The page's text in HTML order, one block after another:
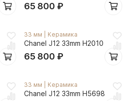
65 800 ₽
33 мм Керамика
Chanel J12 33mm H2010
65 800 ₽
33 мм Керамика
Chanel J12 33mm H5698